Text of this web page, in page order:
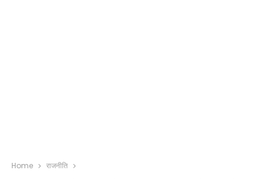
Home राजनीति